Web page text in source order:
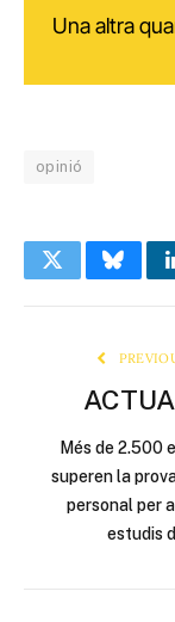
Una altra
opinió
Twitter
Més de 2.500
superen la
personal per
estudis